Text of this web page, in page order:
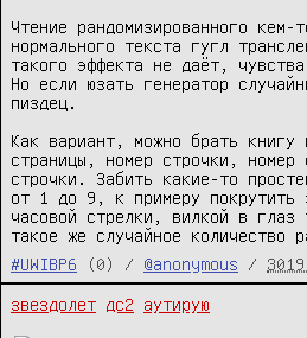
Чтение рандомизированного кем-
нормального текста гугл
такого эффекта не даёт,
Но если юзать генератор
пиздец.
Как вариант, можно брать книгу
страницы, номер строчки, номер
строчки. Забить какие-то
от 1 до 9, к примеру покрутить
часовой стрелки, вилкой в глаз
такое же случайное количество
#UWIBP6
(0) / @anonymous /
звездолет дс2 аутирую